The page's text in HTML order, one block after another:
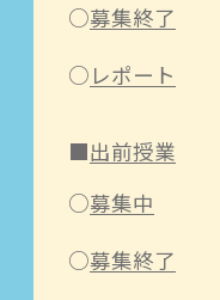
募集終了
レポート
出前授業
募集中
募集終了